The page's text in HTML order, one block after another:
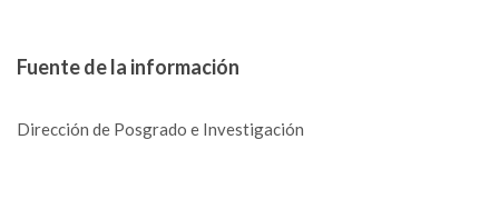
Fuente de la información
Dirección de Posgrado e Investigación